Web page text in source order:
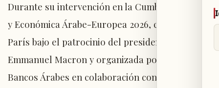
Durante su intervención en la Cumbre Bancaria
y Económica Árabe-Europea 2026, celebrada en
París bajo el patrocinio del presidente francés
Emmanuel Macron y organizada por la Unión de
Bancos Árabes en colaboración con la